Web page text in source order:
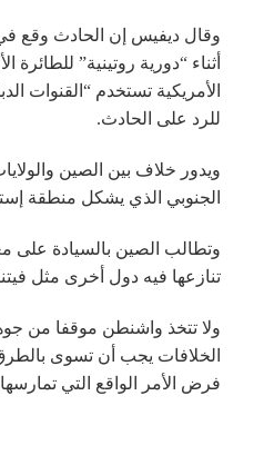
وقال ديفيس إن الحادث وقع
أثناء “دورية روتينية” للطائرة
الأمريكية تستخدم “القنوات
للرد على الحادث.
ويدور خلاف بين الصين
الجنوبي الذي يشكل منطقة
وتطالب الصين بالسيادة على
تنازعها فيه دول أخرى مثل
ولا تتخذ واشنطن موقفا من
الخلافات يجب أن تسوى
فرض الأمر الواقع التي